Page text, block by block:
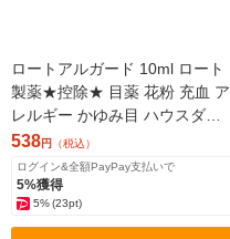
ロートアルガード 10ml ロート
製薬★控除★ 目薬 花粉 充血 ア
レルギー かゆみ目 ハウスダス
ト（イチオシ）【第2類医薬
品】
538円 （税込）
ログイン&全額PayPay支払いで
5%獲得
5%(23pt)